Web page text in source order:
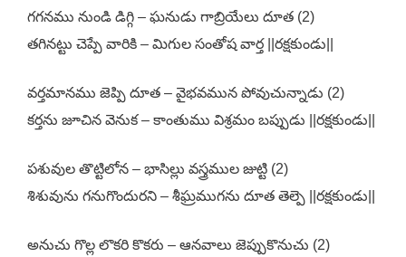
గగనము నుండి డిగ్గి – ఘనుడు గాబ్రియేలు దూత (2)
తగినట్టు చెప్పే వారికి – మిగుల సంతోష వార్త ||రక్షకుండు||
వర్తమానము జెప్పి దూత – వైభవమున పోవుచున్నాడు (2)
కర్తను జూచిన వెనుక – కాంతుము విశ్రమం బప్పుడు ||రక్షకుండు||
పశువుల తొట్టిలోన – భాసిల్లు వస్త్రముల జుట్టి (2)
శిశువును గనుగొందురని – శీఘ్రముగను దూత తెల్పె ||రక్షకుండు||
అనుచు గొల్ల లొకరి కొకరు – ఆనవాలు జెప్పుకొనుచు (2)